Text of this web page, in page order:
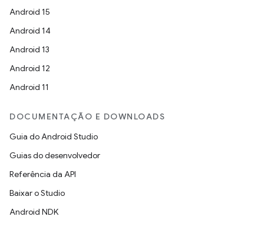
Android 15
Android 14
Android 13
Android 12
Android 11
DOCUMENTAÇÃO E DOWNLOADS
Guia do Android Studio
Guias do desenvolvedor
Referência da API
Baixar o Studio
Android NDK